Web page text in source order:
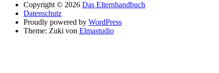
Copyright © 2026 Das Elternhandbuch
Datenschutz
Proudly powered by WordPress
Theme: Zuki von Elmastudio